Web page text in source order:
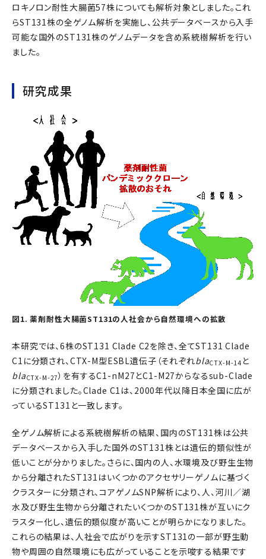
ロキノロン耐性大腸菌57株についても解析対象としました。これ
らST131株の全ゲノム解析を実施し、公共データベースから入手
可能な国外のST131株のゲノムデータを含め系統樹解析を行い
ました。
研究成果
図1. 薬剤耐性大腸菌ST131の人社会から自然環境への拡散
本研究では、6株のST131 Clade C2を除き、全てST131 Clade
C1に分類され、CTX-M型ESBL遺伝子（それぞれblaCTX-M-14 と
blaCTX-M-27）を有するC1-nM27とC1-M27からなるsub-Clade
に分類されました。Clade C1は、2000年代以降日本全国に広が
っているST131と一致します。
全ゲノム解析による系統樹解析の結果、国内のST131株は公共
データベースから入手した国外のST131株とは遺伝的類似性が
低いことが分かりました。さらに、国内の人、水環境及び野生生物
から分離されたST131はいくつかのアクセサリーゲノムに基づく
クラスターに分類され、コアゲノムSNP解析により、人、河川／湖
水及び野生生物から分離されたいくつかのST131株が互いにク
ラスター化し、遺伝的類似度が高いことが明らかになりました。
これらの結果は、人社会で広がりを示すST131の一部が野生動
物や周囲の自然環境にも広がっていることを示唆する結果です